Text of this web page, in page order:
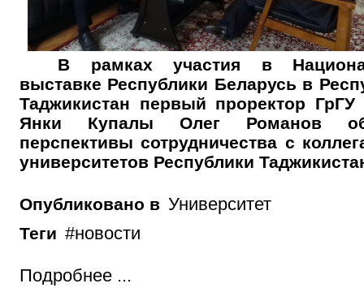
В рамках участия в
выставке Республики Беларусь в
Таджикистан первый проректор
Янки Купалы Олег Романов
перспективы сотрудничества с
университетов Республики
Опубликовано в Университет
Теги новости
Подробнее ...